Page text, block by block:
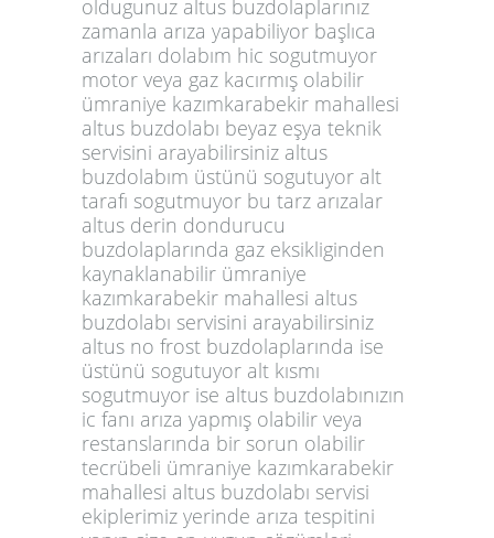
oldugunuz altus buzdolaplarınız
zamanla arıza yapabiliyor başlıca
arızaları dolabım hic sogutmuyor
motor veya gaz kacırmış olabilir
ümraniye kazımkarabekir mahallesi
altus buzdolabı beyaz eşya teknik
servisini arayabilirsiniz altus
buzdolabım üstünü sogutuyor alt
tarafı sogutmuyor bu tarz arızalar
altus derin dondurucu
buzdolaplarında gaz eksikliginden
kaynaklanabilir ümraniye
kazımkarabekir mahallesi altus
buzdolabı servisini arayabilirsiniz
altus no frost buzdolaplarında ise
üstünü sogutuyor alt kısmı
sogutmuyor ise altus buzdolabınızın
ic fanı arıza yapmış olabilir veya
restanslarında bir sorun olabilir
tecrübeli ümraniye kazımkarabekir
mahallesi altus buzdolabı servisi
ekiplerimiz yerinde arıza tespitini